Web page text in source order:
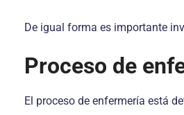
De igual forma es importante
Proceso de
El proceso de enfermería está